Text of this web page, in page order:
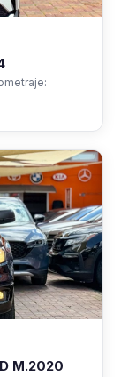
M.2020